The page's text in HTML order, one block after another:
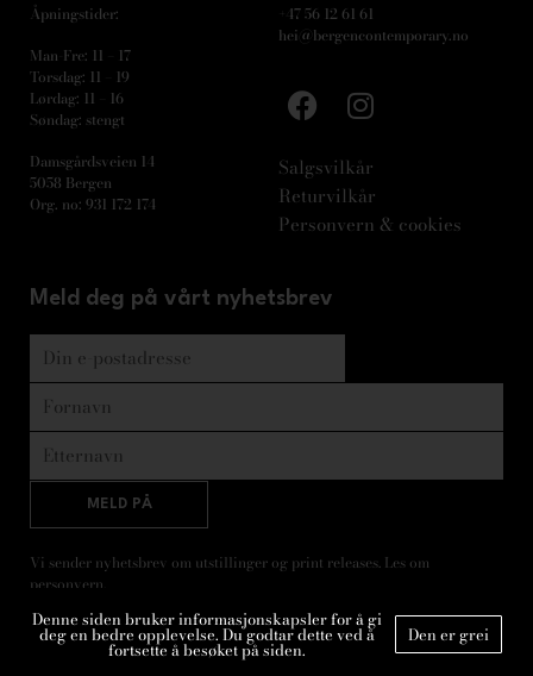
Åpningstider:
Man-Fre: 11 – 17
Torsdag: 11 – 19
Lørdag: 11 – 16
Søndag: stengt
Damsgårdsveien 14
5058 Bergen
Org. no: 931 172 174
+47 56 12 61 61
hei@bergencontemporary.no
Salgsvilkår
Returvilkår
Personvern & cookies
Meld deg på vårt nyhetsbrev
MELD PÅ
Vi sender nyhetsbrev om utstillinger og print releases. Les om
personvern
Denne siden bruker informasjonskapsler for å gi
deg en bedre opplevelse. Du godtar dette ved å
fortsette å besøket på siden.
Den er grei